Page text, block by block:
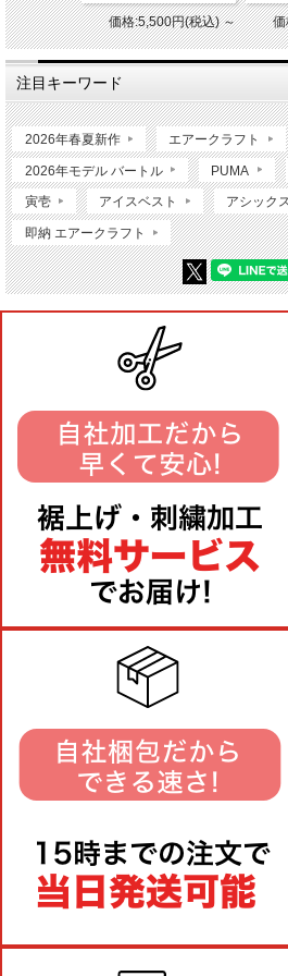
価格:5,500円(税込)～
注目キーワード
2026年春夏新作 エアークラフト
2026年モデル バートル PUMA
寅壱 アイスベスト アシックス
即納 エアークラフト